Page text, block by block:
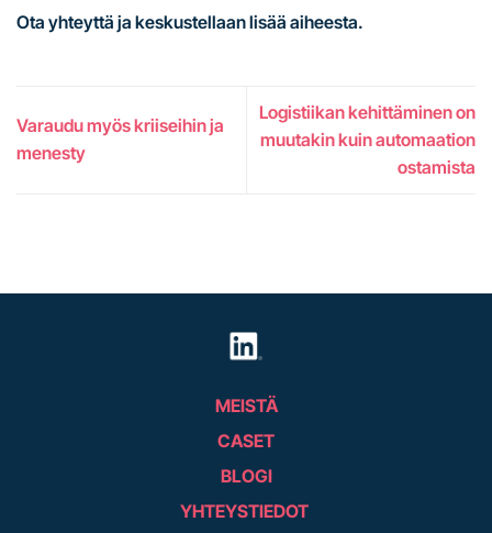
Ota yhteyttä ja keskustellaan lisää aiheesta.
Varaudu myös kriiseihin ja
menesty
Logistiikan kehittäminen on
muutakin kuin automaation
ostamista
MEISTÄ
CASET
BLOGI
YHTEYSTIEDOT